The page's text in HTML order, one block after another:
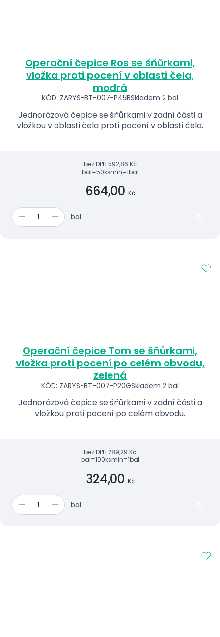
Operační čepice Ros se šňůrkami,
vložka proti pocení v oblasti čela,
modrá
KÓD: ZARYS-BT-007-P45BSkladem 2 bal
Jednorázová čepice se šňůrkami v zadní části a
vložkou v oblasti čela proti pocení v oblasti čela.
bez DPH 592,86 Kč
bal=50ksmin=1bal
664,00 Kč
bal
Operační čepice Tom se šňůrkami,
vložka proti pocení po celém obvodu,
zelená
KÓD: ZARYS-BT-007-P20GSkladem 2 bal
Jednorázová čepice se šňůrkami v zadní části a
vložkou proti pocení po celém obvodu.
bez DPH 289,29 Kč
bal=100ksmin=1bal
324,00 Kč
bal